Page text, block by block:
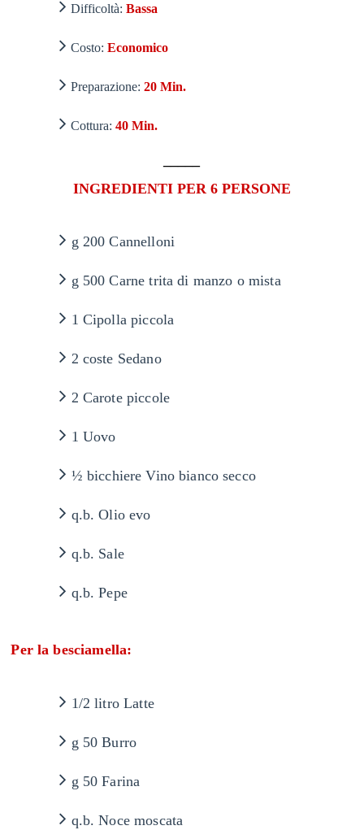
Difficoltà:Bassa
Costo: Economico
Preparazione: 20 Min.
Cottura: 40 Min.
INGREDIENTI PER 6 PERSONE
g 200 Cannelloni
g 500 Carne trita di manzo o mista
1 Cipolla piccola
2 coste Sedano
2 Carote piccole
1 Uovo
½ bicchiere Vino bianco secco
q.b. Olio evo
q.b. Sale
q.b. Pepe
Per la besciamella:
1/2 litro Latte
g 50 Burro
g 50 Farina
q.b. Noce moscata